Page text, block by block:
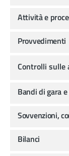
Attività e
Provvedimenti
Controlli sulle
Bandi di gara
Sovvenzioni,
Bilanci